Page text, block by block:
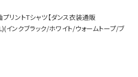
ルームウ
リントTシャツ【ダンス衣装通販
ンクブラック/ホワイト/ウォームトープ/ブ